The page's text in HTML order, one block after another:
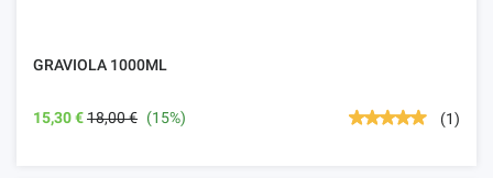
GRAVIOLA 1000ML
15,30 €18,00 € (15%) (1)